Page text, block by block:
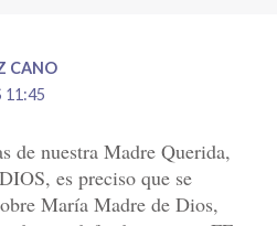
CANO
11:45
de nuestra Madre Querida,
es preciso que se
María Madre de Dios,